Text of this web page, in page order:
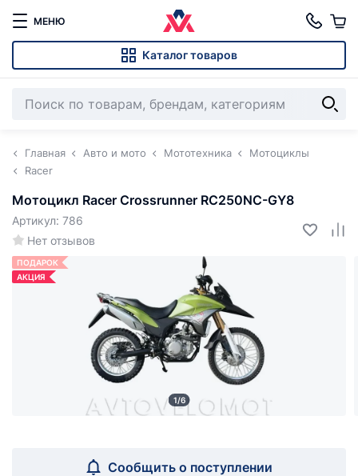
МЕНЮ
Каталог товаров
Главная Авто и мото Мототехника
Мотоциклы
Racer
Мотоцикл Racer Crossrunner RC250NC-GY8
Нет отзывов
Артикул: 786
ПОДАРОК
АКЦИЯ
1/6
Сообщить о поступлении